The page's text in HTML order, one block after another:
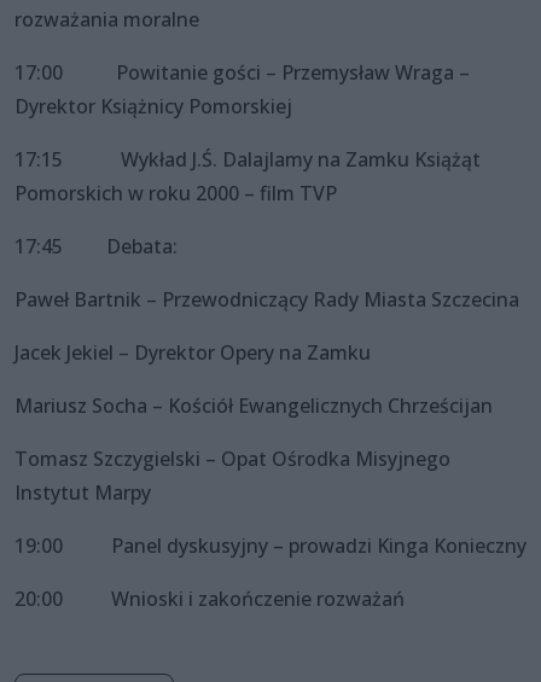
rozważania moralne
17:00 Powitanie gości – Przemysław Wraga –
Dyrektor Książnicy Pomorskiej
17:15 Wykład J.Ś. Dalajlamy na Zamku Książąt
Pomorskich w roku 2000 – film TVP
17:45 Debata:
Paweł Bartnik – Przewodniczący Rady Miasta Szczecina
Jacek Jekiel – Dyrektor Opery na Zamku
Mariusz Socha – Kościół Ewangelicznych Chrześcijan
Tomasz Szczygielski – Opat Ośrodka Misyjnego
Instytut Marpy
19:00 Panel dyskusyjny – prowadzi Kinga Konieczny
20:00 Wnioski i zakończenie rozważań